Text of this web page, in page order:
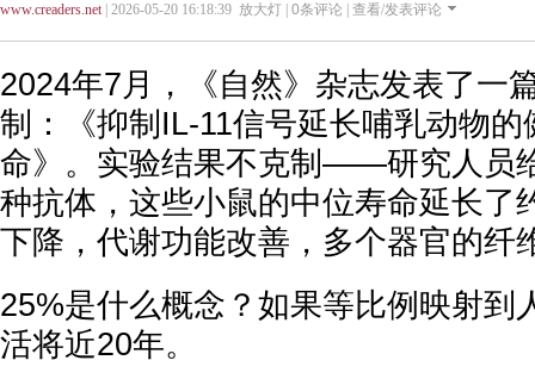
www.creaders.net| 2026-05-20 16:18:39 放大灯 | 0条评论 | 查看/发表评论
2024年7月，《自然》杂志发表了一
制：《抑制IL-11信号延长哺乳动物
命》。实验结果不克制——研究人员
种抗体，这些小鼠的中位寿命延长了
下降，代谢功能改善，多个器官的纤
25%是什么概念？如果等比例映射到
活将近20年。